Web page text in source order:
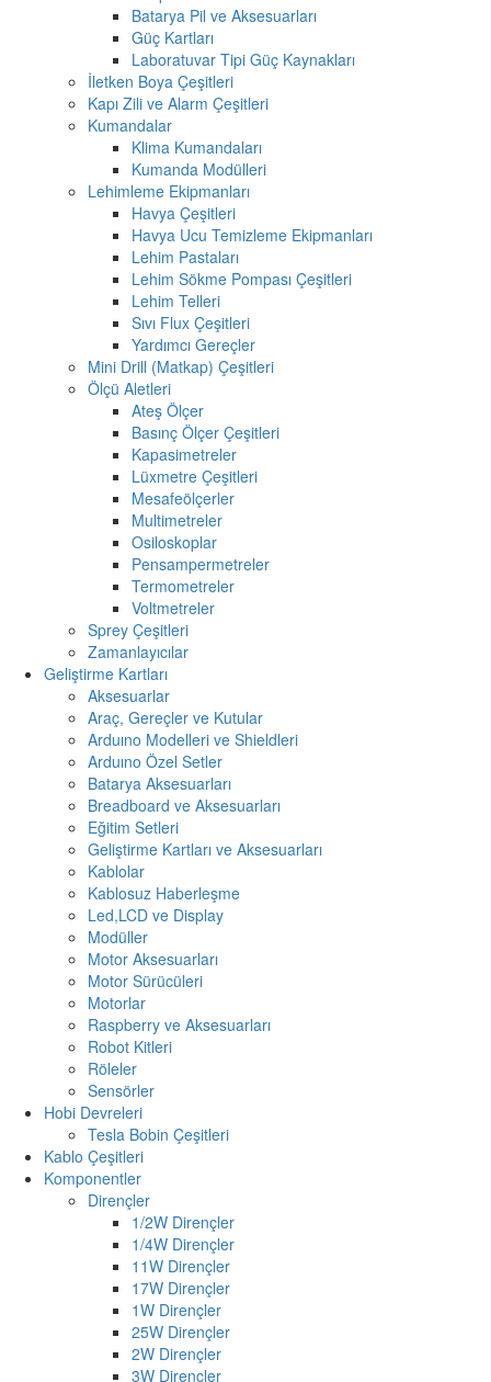
Batarya Pil ve Aksesuarları
Güç Kartları
Laboratuvar Tipi Güç Kaynakları
İletken Boya Çeşitleri
Kapı Zili ve Alarm Çeşitleri
Kumandalar
Klima Kumandaları
Kumanda Modülleri
Lehimleme Ekipmanları
Havya Çeşitleri
Havya Ucu Temizleme Ekipmanları
Lehim Pastaları
Lehim Sökme Pompası Çeşitleri
Lehim Telleri
Sıvı Flux Çeşitleri
Yardımcı Gereçler
Mini Drill (Matkap) Çeşitleri
Ölçü Aletleri
Ateş Ölçer
Basınç Ölçer Çeşitleri
Kapasimetreler
Lüxmetre Çeşitleri
Mesafeölçerler
Multimetreler
Osiloskoplar
Pensampermetreler
Termometreler
Voltmetreler
Sprey Çeşitleri
Zamanlayıcılar
Geliştirme Kartları
Aksesuarlar
Araç, Gereçler ve Kutular
Arduıno Modelleri ve Shieldleri
Arduıno Özel Setler
Batarya Aksesuarları
Breadboard ve Aksesuarları
Eğitim Setleri
Geliştirme Kartları ve Aksesuarları
Kablolar
Kablosuz Haberleşme
Led,LCD ve Display
Modüller
Motor Aksesuarları
Motor Sürücüleri
Motorlar
Raspberry ve Aksesuarları
Robot Kitleri
Röleler
Sensörler
Hobi Devreleri
Tesla Bobin Çeşitleri
Kablo Çeşitleri
Komponentler
Dirençler
1/2W Dirençler
1/4W Dirençler
11W Dirençler
17W Dirençler
1W Dirençler
25W Dirençler
2W Dirençler
3W Dirençler